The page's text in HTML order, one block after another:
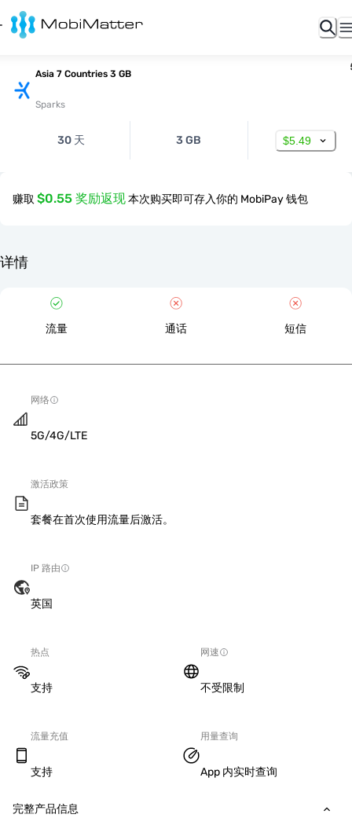
Asia 7 Countries 3 GB
Sparks
30 天 3 GB $5.49
赚取 $0.55 奖励返现本次购买即可存入你的 MobiPay 钱包
详情
流量 通话 短信
网络
5G/4G/LTE
激活政策
套餐在首次使用流量后激活。
IP 路由
英国
热点
支持
网速
不受限制
流量充值
支持
用量查询
App 内实时查询
完整产品信息